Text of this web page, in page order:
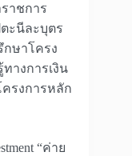
าชการ
ะนีละบุตร
ษาโครง
างการเงิน
รงการหลัก
“ค่าย